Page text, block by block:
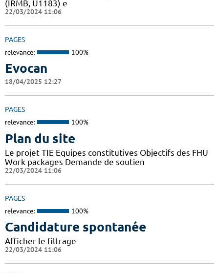
(IRMB, U1183) e
22/03/2024 11:06
PAGES
relevance: 100%
Evocan
18/04/2025 12:27
PAGES
relevance: 100%
Plan du site
Le projet TIE Equipes constitutives Objectifs des FHU
Work packages Demande de soutien
22/03/2024 11:06
PAGES
relevance: 100%
Candidature spontanée
Afficher le filtrage
22/03/2024 11:06